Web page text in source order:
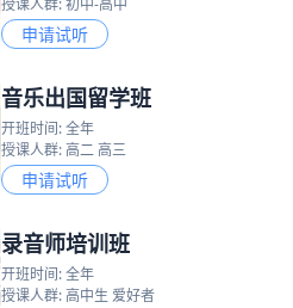
授课人群: 初中-高中
申请试听
音乐出国留学班
开班时间: 全年
授课人群: 高二 高三
申请试听
录音师培训班
开班时间: 全年
授课人群: 高中生 爱好者